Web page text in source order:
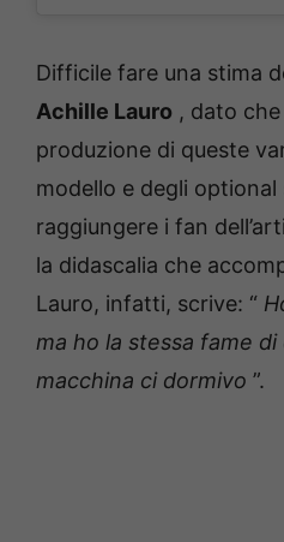
Difficile fare una stima
Achille Lauro , dato
produzione di queste
modello e degli optional
raggiungere i fan
la didascalia che
Lauro, infatti, scrive: “
ma ho la stessa fame di
macchina ci dormivo ”.